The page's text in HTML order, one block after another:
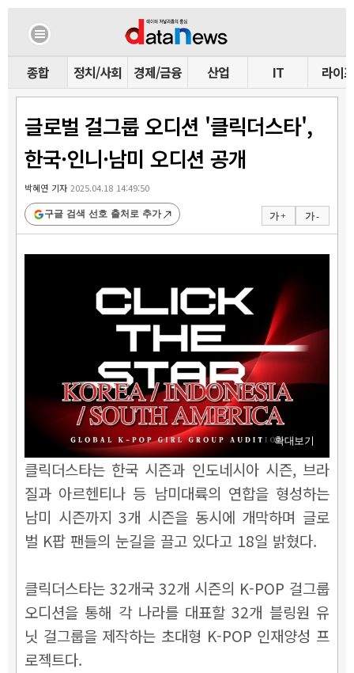
종합 정치/사회 경제/금융 산업 IT 라이프
글로벌 걸그룹 오디션 '클릭더스타',
한국·인니·남미 오디션 공개
박혜연 기자2025.04.18 14:49:50
가 + 가 -
구글 검색 선호 출처로 추가
확대보기
클릭더스타는 한국 시즌과 인도네시아 시즌, 브라
질과 아르헨티나 등 남미대륙의 연합을 형성하는
남미 시즌까지 3개 시즌을 동시에 개막하며 글로
벌 K팝 팬들의 눈길을 끌고 있다고 18일 밝혔다.
클릭더스타는 32개국 32개 시즌의 K-POP 걸그룹
오디션을 통해 각 나라를 대표할 32개 블링원 유
닛 걸그룹을 제작하는 초대형 K-POP 인재양성 프
로젝트다.